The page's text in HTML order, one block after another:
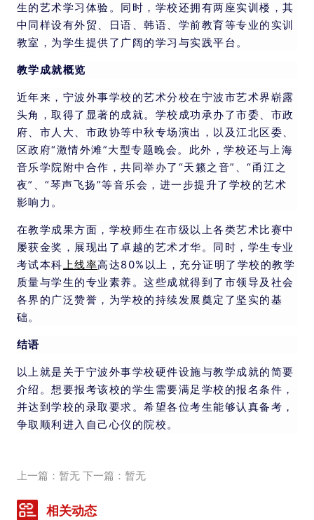
生的艺术学习体验。同时，学校还拥有两座实训楼，其
中同样设有外贸、日语、韩语、学前教育等专业的实训
教室，为学生提供了广阔的学习与实践平台。
教学成就概览
近年来，宁波外事学校的艺术分校在宁波市艺术界崭露
头角，取得了显著的成就。学校成功承办了市委、市政
府、市人大、市政协等中秋专场演出，以及江北区委、
区政府“激情外滩”大型专题晚会。此外，学校还与上海
音乐学院附中合作，共同举办了“天籁之音”、“甬江之
夜”、“琴声飞扬”等音乐会，进一步提升了学校的艺术
影响力。
在教学成果方面，学校师生在市级以上各类艺术比赛中
屡获金奖，展现出了卓越的艺术才华。同时，学生专业
考试本科上线率高达80%以上，充分证明了学校的教学
质量与学生的专业素养。这些成就得到了市领导及社会
各界的广泛赞誉，为学校的持续发展奠定了坚实的基
础。
结语
以上就是关于宁波外事学校硬件设施与教学成就的简要
介绍。想要报考该校的学生需要满足学校的报名条件，
并达到学校的录取要求。希望各位考生能够认真备考，
争取顺利进入自己心仪的院校。
上一篇：暂无 下一篇：暂无
相关动态